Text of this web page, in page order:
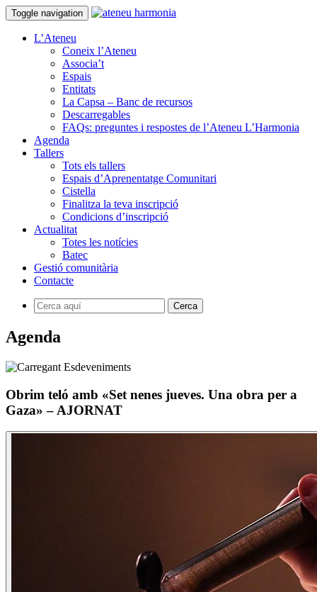
Toggle navigation
L’Ateneu
Coneix l’Ateneu
Associa’t
Espais
Entitats
La Capsa – Banc de recursos
Descarregables
FAQs: preguntes i respostes de l’Ateneu L’Harmonia
Agenda
Tallers
Tots els tallers
Espais d’Aprenentatge Comunitari
Cistella
Finalitza la teva inscripció
Condicions d’inscripció
Actualitat
Totes les notícies
Batec
Gestió comunitària
Contacte
Agenda
Obrim teló amb «Set nenes jueves. Una obra per a
Gaza» – AJORNAT